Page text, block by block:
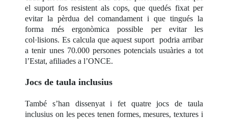
el suport fos resistent als cops, que quedés fixat per
evitar la pèrdua del comandament i que tingués la
forma més ergonòmica possible per evitar les
col·lisions. Es calcula que aquest suport podria arribar
a tenir unes 70.000 persones potencials usuàries a tot
l’Estat, afiliades a l’ONCE.
Jocs de taula inclusius
També s’han dissenyat i fet quatre jocs de taula
inclusius on les peces tenen formes, mesures, textures i